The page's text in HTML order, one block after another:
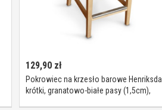
129,90 zł
Pokrowiec na krzesło barowe Henriksdal
krótki, granatowo-białe pasy (1,5cm),